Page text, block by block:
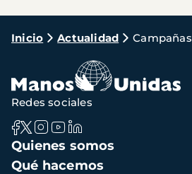
Ruta
navegación
Inicio Actualidad Campañas
Navegación
principal
Quienes somos
Qué hacemos
Redes sociales